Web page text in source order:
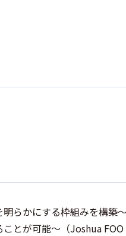
らかにする枠組みを構築
とが可能～（Joshua FOO